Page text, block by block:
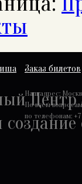
Заказ билетов
Наш адрес:
По всем
по телефонам: